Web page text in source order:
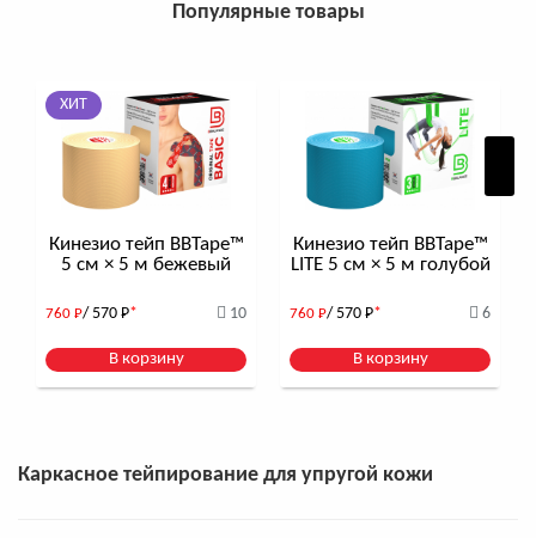
Популярные товары
ХИТ
Кинезио тейп BBTape™
5 см × 5 м бежевый
760 Р/ 570 Р* 10
В корзину
Кинезио тейп BBTape™
LITE 5 см × 5 м голубой
760 Р/ 570 Р* 6
В корзину
Каркасное тейпирование для упругой кожи